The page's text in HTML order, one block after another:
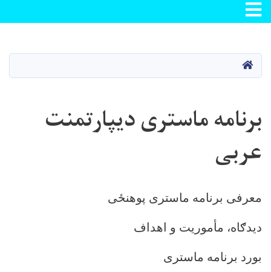
content
Toggle navigation
صفحه اصلی
برنامه ماستری دیپارتمنت
عربی
معرفی برنامه ماستری پوهنځی
دیدګاه، مأموریت و اهداف
بورد برنامه ماستری